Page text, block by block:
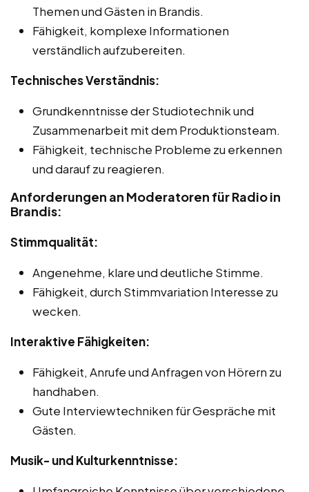
Themen und Gästen in Brandis.
Fähigkeit, komplexe Informationen
verständlich aufzubereiten.
Technisches Verständnis:
Grundkenntnisse der Studiotechnik und
Zusammenarbeit mit dem Produktionsteam.
Fähigkeit, technische Probleme zu erkennen
und darauf zu reagieren.
Anforderungen an Moderatoren für Radio in
Brandis:
Stimmqualität:
Angenehme, klare und deutliche Stimme.
Fähigkeit, durch Stimmvariation Interesse zu
wecken.
Interaktive Fähigkeiten:
Fähigkeit, Anrufe und Anfragen von Hörern zu
handhaben.
Gute Interviewtechniken für Gespräche mit
Gästen.
Musik- und Kulturkenntnisse: